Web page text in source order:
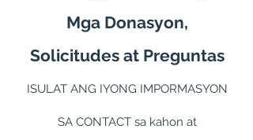
Mga Donasyon,
Solicitudes at Preguntas
ISULAT ANG IYONG IMPORMASYON
SA CONTACT sa kahon at